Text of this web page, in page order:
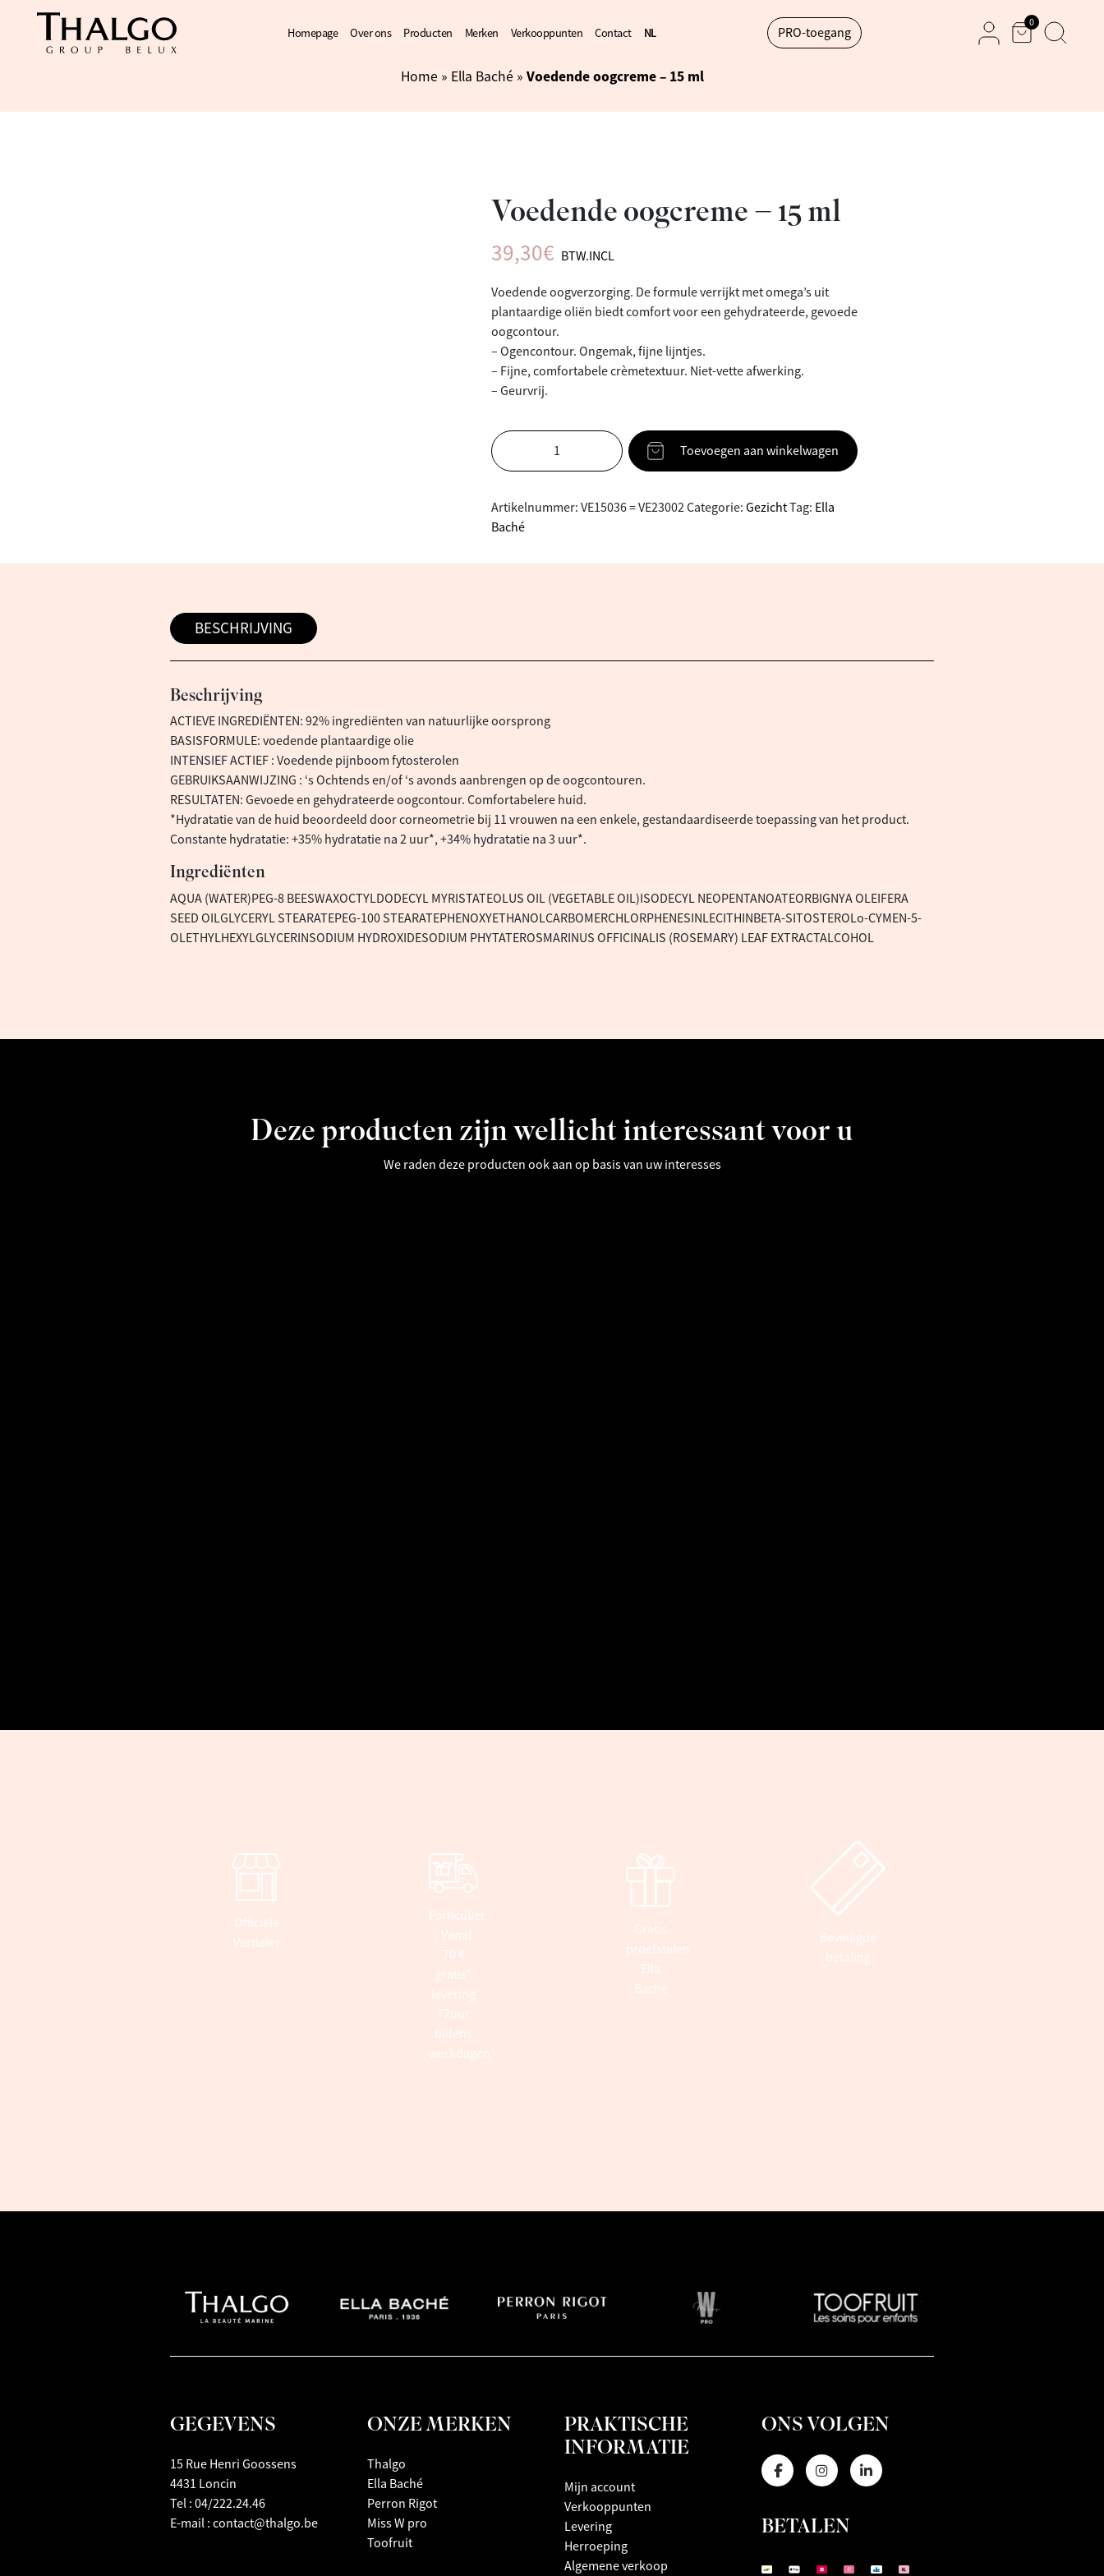
Homepage Over ons Producten Merken Verkooppunten Contact NL
FR
PRO-toegang
0
Home » Ella Baché » Voedende oogcreme – 15 ml
Voedende oogcreme – 15 ml
39,30€ BTW.INCL
Voedende oogverzorging. De formule verrijkt met omega’s uit
plantaardige oliën biedt comfort voor een gehydrateerde, gevoede
oogcontour.
– Ogencontour. Ongemak, fijne lijntjes.
– Fijne, comfortabele crèmetextuur. Niet-vette afwerking.
– Geurvrij.
Toevoegen aan winkelwagen
Artikelnummer: VE15036 = VE23002Categorie: GezichtTag: Ella
Baché
BESCHRIJVING
Beschrijving
ACTIEVE INGREDIËNTEN: 92% ingrediënten van natuurlijke oorsprong
BASISFORMULE: voedende plantaardige olie
INTENSIEF ACTIEF : Voedende pijnboom fytosterolen
GEBRUIKSAANWIJZING : ‘s Ochtends en/of ‘s avonds aanbrengen op de oogcontouren.
RESULTATEN: Gevoede en gehydrateerde oogcontour. Comfortabelere huid.
*Hydratatie van de huid beoordeeld door corneometrie bij 11 vrouwen na een enkele, gestandaardiseerde toepassing van het product.
Constante hydratatie: +35% hydratatie na 2 uur*, +34% hydratatie na 3 uur*.
Ingrediënten
AQUA (WATER)PEG-8 BEESWAXOCTYLDODECYL MYRISTATEOLUS OIL (VEGETABLE OIL)ISODECYL NEOPENTANOATEORBIGNYA OLEIFERA
SEED OILGLYCERYL STEARATEPEG-100 STEARATEPHENOXYETHANOLCARBOMERCHLORPHENESINLECITHINBETA-SITOSTEROLo-CYMEN-5-
OLETHYLHEXYLGLYCERINSODIUM HYDROXIDESODIUM PHYTATEROSMARINUS OFFICINALIS (ROSEMARY) LEAF EXTRACTALCOHOL
Deze producten zijn wellicht interessant voor u
We raden deze producten ook aan op basis van uw interesses
Officiële
Verdeler
Particulier
: Vanaf
70 €
gratis*
levering
72uur
tijdens
werkdagen
Gratis
proefstalen
Ella
Baché
Beveiligde
betaling
GEGEVENS
15 Rue Henri Goossens
4431 Loncin
Tel : 04/222.24.46
E-mail : contact@thalgo.be
ONZE MERKEN
Thalgo
Ella Baché
Perron Rigot
Miss W pro
Toofruit
PRAKTISCHE
INFORMATIE
Mijn account
Verkooppunten
Levering
Herroeping
Algemene verkoop
ONS VOLGEN
BETALEN